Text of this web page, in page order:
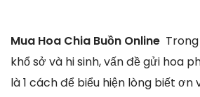
Mua Hoa Chia Buồn Online
khổ sở và hi sinh, vấn đề gửi hoa
là 1 cách để biểu hiện lòng biết ơn